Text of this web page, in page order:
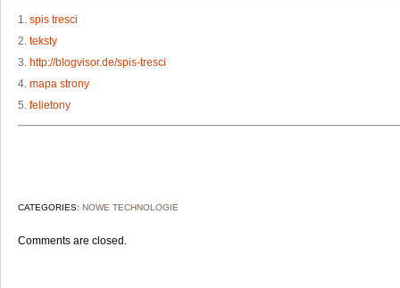
1. spis tresci
2. teksty
3. http://blogvisor.de/spis-tresci
4. mapa strony
5. felietony
CATEGORIES: NOWE TECHNOLOGIE
Comments are closed.